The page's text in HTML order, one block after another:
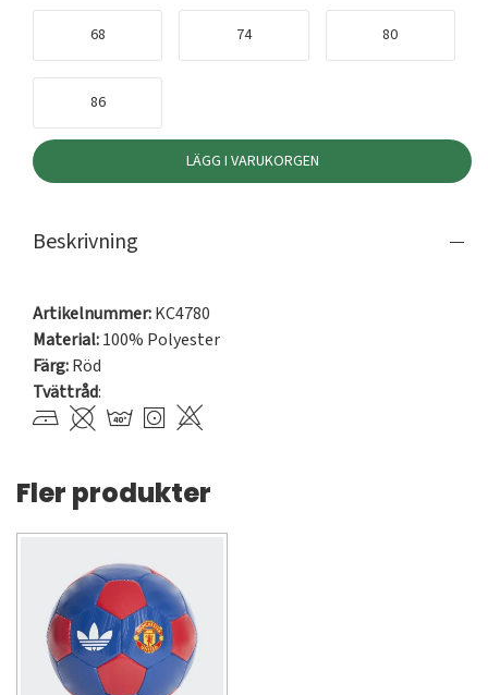
68 74 80
86
LÄGG I VARUKORGEN
Beskrivning
Artikelnummer:KC4780
Material:100% Polyester
Färg:Röd
Tvättråd:
Fler produkter